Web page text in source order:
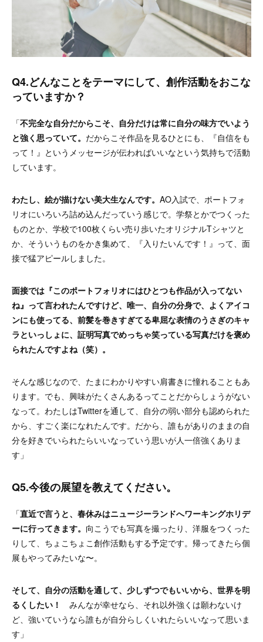
Q4.どんなことをテーマにして、創作活動をおこな
っていますか？
「不完全な自分だからこそ、自分だけは常に自分の味方でいよう
と強く思っていて。 だからこそ作品を見るひとにも、『自信をも
って！』というメッセージが伝わればいいなという気持ちで活動
しています。
わたし、絵が描けない美大生なんです。 AO入試で、ポートフォ
リオにいろいろ詰め込んだっていう感じで。学祭とかでつくった
ものとか、学校で100枚くらい売り歩いたオリジナルTシャツと
か、そういうものをかき集めて、『入りたいんです！』って、面
接で猛アピールしました。
面接では『このポートフォリオにはひとつも作品が入ってない
ね』って言われたんですけど、唯一、自分の分身で、よくアイコ
ンにも使ってる、前髪を巻きすぎてる卑屈な表情のうさぎのキャ
ラといっしょに、証明写真でめっちゃ笑っている写真だけを褒め
られたんですよね（笑）。
そんな感じなので、たまにわかりやすい肩書きに憧れることもあ
ります。でも、興味がたくさんあるってことだからしょうがない
なって。わたしはTwitterを通して、自分の弱い部分も認められた
から、すごく楽になれたんです。だから、誰もがありのままの自
分を好きでいられたらいいなっていう思いが人一倍強くありま
す」
Q5.今後の展望を教えてください。
「直近で言うと、春休みはニュージーランドへワーキングホリデ
ーに行ってきます。 向こうでも写真を撮ったり、洋服をつくった
りして、ちょこちょこ創作活動もする予定です。帰ってきたら個
展もやってみたいな〜。
そして、自分の活動を通して、少しずつでもいいから、世界を明
るくしたい！
みんなが幸せなら、それ以外強くは願わないけ
ど、強いていうなら誰もが自分らしくいれたらいいなって思いま
す」